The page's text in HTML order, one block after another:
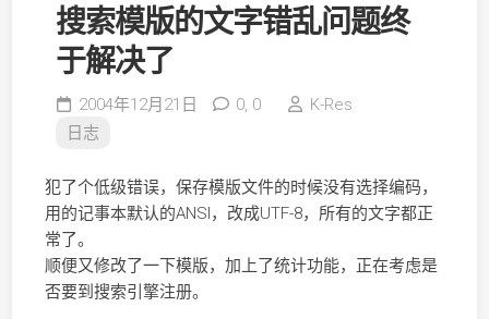
搜索模版的文字错乱问题终
于解决了
2004年12月21日 0, 0
K-Res
日志
犯了个低级错误，保存模版文件的时候没有选择编码，
用的记事本默认的ANSI，改成UTF-8，所有的文字都正
常了。
顺便又修改了一下模版，加上了统计功能，正在考虑是
否要到搜索引擎注册。